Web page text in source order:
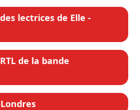
lectrices de Elle -
de la bande